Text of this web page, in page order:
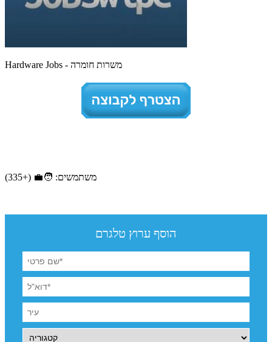
Hardware Jobs - משרות חומרה
משתמשים: 🧑‍💼 (+335)
הוסף ערוץ טלגרם